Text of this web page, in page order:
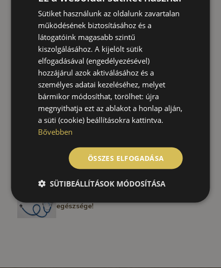
IDŐPONTFOGLALÁS
LEGUTÓBBI BEJEGYZÉSEK
Valentin napi akció
Rákellenes Világnap – február 4.
Felső légúti megbetegedés
Ne halogassa a belgyógyászati
vizsgálatot!
egészsége!
Sütiket használunk az oldalunk zavartalan
működésének biztosításához és a
látogatóink magasabb szintű
kiszolgálásához. A kijelölt sütik
elfogadásával (engedélyezésével)
hozzájárul azok aktiválásához és a
személyes adatai kezeléséhez, melyet
bármikor módosíthat, törölhet: újra
megnyithatja ezt az ablakot a honlap alján,
a süti (cookie) beállításokra kattintva.
Bővebben
ÖSSZES ELFOGADÁSA
SÜTIBEÁLLÍTÁSOK MÓDOSÍTÁSA